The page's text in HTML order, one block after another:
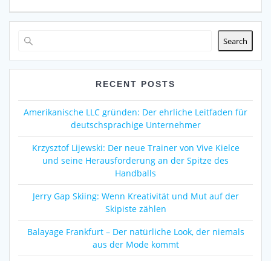
Search
RECENT POSTS
Amerikanische LLC gründen: Der ehrliche Leitfaden für
deutschsprachige Unternehmer
Krzysztof Lijewski: Der neue Trainer von Vive Kielce
und seine Herausforderung an der Spitze des
Handballs
Jerry Gap Skiing: Wenn Kreativität und Mut auf der
Skipiste zählen
Balayage Frankfurt – Der natürliche Look, der niemals
aus der Mode kommt